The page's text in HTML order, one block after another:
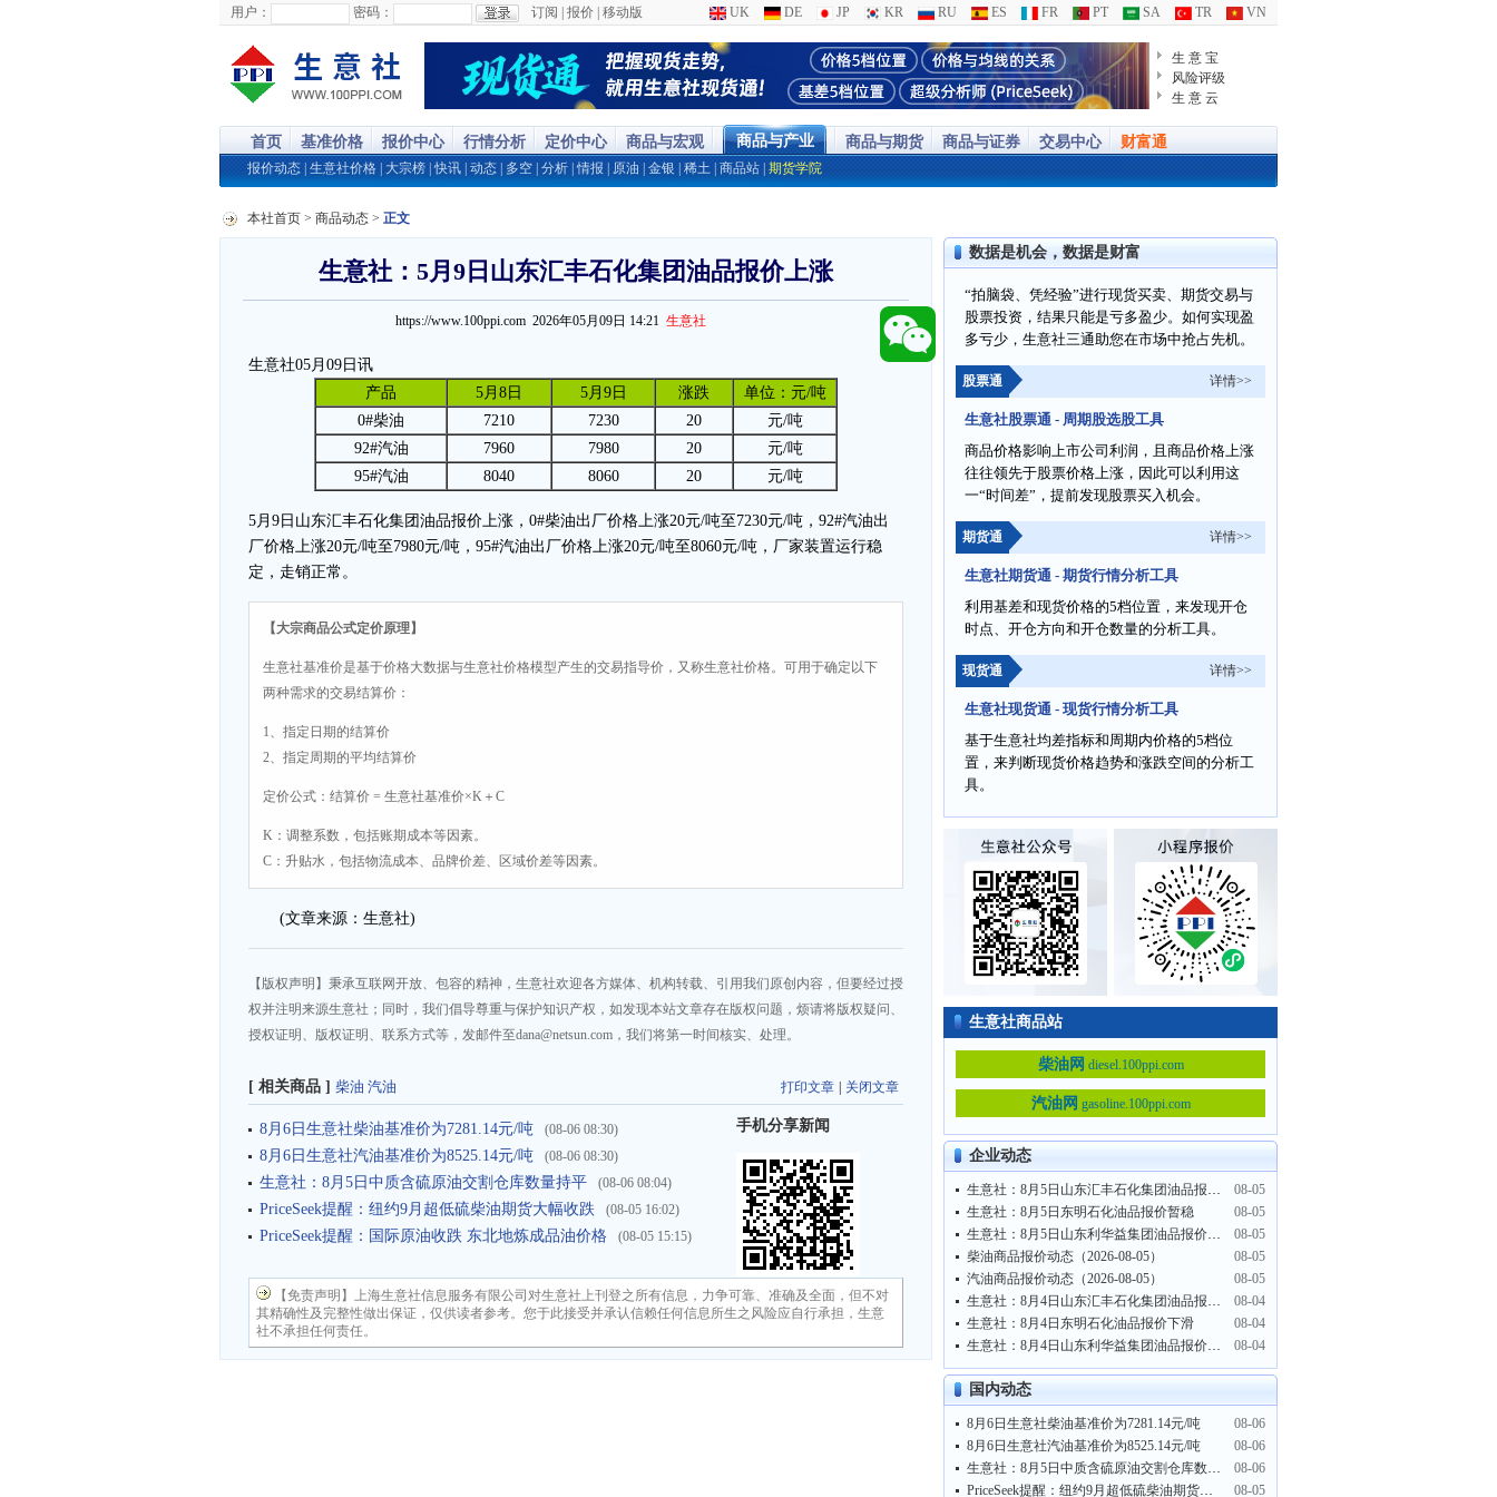
用户： 密码： 订阅 报价 移动版 UK DE JP KR RU ES FR PT SA TR VN
生 意 宝
风险评级
生 意 云
首页 基准价格 报价中心 行情分析 定价中心 商品与宏观 商品与产业 商品与期货 商品与证券 交易中心 财富通
报价动态 生意社价格 大宗榜 |快讯 动态 多空 分析 |情报 原油 金银 稀土 商品站 期货学院
本社首页 > 商品动态 > 正文
生意社：5月9日山东汇丰石化集团油品报价上涨
https://www.100ppi.com 2026年05月09日 14:21 生意社
生意社05月09日讯
产品
5月8日 5月9日 涨跌
单位：元/吨
0#柴油
7210 7230 20
元/吨
92#汽油
7960 7980 20
元/吨
95#汽油
8040 8060 20 元/吨
5月9日山东汇丰石化集团油品报价上涨，0#柴油出厂价格上涨20元/吨至7230元/吨，92#汽油出
厂价格上涨20元/吨至7980元/吨，95#汽油出厂价格上涨20元/吨至8060元/吨，厂家装置运行稳
定，走销正常。
【大宗商品公式定价原理】
生意社基准价是基于价格大数据与生意社价格模型产生的交易指导价，又称生意社价格。可用于确定以下
两种需求的交易结算价：
1、指定日期的结算价
2、指定周期的平均结算价
定价公式：结算价 = 生意社基准价×K＋C
K：调整系数，包括账期成本等因素。
C：升贴水，包括物流成本、品牌价差、区域价差等因素。
(文章来源：生意社)
【版权声明】秉承互联网开放、包容的精神，生意社欢迎各方媒体、机构转载、引用我们原创内容，但要经过授
权并注明来源生意社；同时，我们倡导尊重与保护知识产权，如发现本站文章存在版权问题，烦请将版权疑问、
授权证明、版权证明、联系方式等，发邮件至dana@netsun.com，我们将第一时间核实、处理。
打印文章 关闭文章
[ 相关商品 ] 柴油 汽油
8月6日生意社柴油基准价为7281.14元/吨 (08-06 08:30)
8月6日生意社汽油基准价为8525.14元/吨 (08-06 08:30)
生意社：8月5日中质含硫原油交割仓库数量持平 (08-06 08:04)
PriceSeek提醒：纽约9月超低硫柴油期货大幅收跌 (08-05 16:02)
PriceSeek提醒：国际原油收跌 东北地炼成品油价格 (08-05 15:15)
手机分享新闻
【免责声明】上海生意社信息服务有限公司对生意社上刊登之所有信息，力争可靠、准确及全面，但不对
其精确性及完整性做出保证，仅供读者参考。您于此接受并承认信赖任何信息所生之风险应自行承担，生意
社不承担任何责任。
数据是机会，数据是财富
“拍脑袋、凭经验”进行现货买卖、期货交易与
股票投资，结果只能是亏多盈少。如何实现盈
多亏少，生意社三通助您在市场中抢占先机。
股票通 详情>>
生意社股票通 - 周期股选股工具
商品价格影响上市公司利润，且商品价格上涨
往往领先于股票价格上涨，因此可以利用这
一“时间差”，提前发现股票买入机会。
期货通 详情>>
生意社期货通 - 期货行情分析工具
利用基差和现货价格的5档位置，来发现开仓
时点、开仓方向和开仓数量的分析工具。
现货通 详情>>
生意社现货通 - 现货行情分析工具
基于生意社均差指标和周期内价格的5档位
置，来判断现货价格趋势和涨跌空间的分析工
具。
生意社商品站
柴油网 diesel.100ppi.com
汽油网 gasoline.100ppi.com
企业动态
生意社：8月5日山东汇丰石化集团油品报价下滑
08-05
生意社：8月5日东明石化油品报价暂稳
08-05
生意社：8月5日山东利华益集团油品报价上涨
08-05
柴油商品报价动态（2026-08-05）
08-05
汽油商品报价动态（2026-08-05）
08-05
生意社：8月4日山东汇丰石化集团油品报价下滑
08-04
生意社：8月4日东明石化油品报价下滑
08-04
生意社：8月4日山东利华益集团油品报价下滑
08-04
国内动态
8月6日生意社柴油基准价为7281.14元/吨
08-06
8月6日生意社汽油基准价为8525.14元/吨
08-06
生意社：8月5日中质含硫原油交割仓库数量持平
08-06
PriceSeek提醒：纽约9月超低硫柴油期货大幅收跌
08-05